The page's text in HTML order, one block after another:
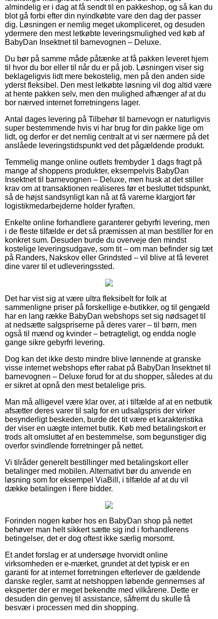
almindelig er i dag at få sendt til en pakkeshop, og så kan du
blot gå forbi efter din nyindkøbte vare den dag der passer
dig. Løsningen er nemlig meget ukompliceret, og desuden
ydermere den mest letkøbte leveringsmulighed ved køb af
BabyDan Insektnet til barnevognen – Deluxe.
Du bør på samme måde påtænke at få pakken leveret hjem
til hvor du bor eller til når du er på job. Løsningen viser sig
beklageligvis lidt mere bekostelig, men på den anden side
yderst fleksibel. Den mest letkøbte løsning vil dog altid være
at hente pakken selv, men den mulighed afhænger af at du
bor nærved internet forretningens lager.
Antal dages levering på Tilbehør til barnevogn er naturligvis
super bestemmende hvis vi har brug for din pakke lige om
lidt, og derfor er det nemlig centralt at vi ser nærmere på det
anslåede leveringstidspunkt ved det pågældende produkt.
Temmelig mange online outlets frembyder 1 dags fragt på
mange af shoppens produkter, eksempelvis BabyDan
Insektnet til barnevognen – Deluxe, men husk at det stiller
krav om at transaktionen realiseres før et besluttet tidspunkt,
så de højst sandsynligt kan nå at få varerne klargjort før
logistikmedarbejderne holder fyraften.
Enkelte online forhandlere garanterer gebyrfri levering, men
i de fleste tilfælde er det så præmissen at man bestiller for en
konkret sum. Desuden burde du overveje den mindst
kostelige leveringsudgave, som tit – om man befinder sig tæt
på Randers, Nakskov eller Grindsted – vil blive at få leveret
dine varer til et udleveringssted.
Det har vist sig at være ultra fleksibelt for folk at
sammenligne priser på forskellige e-butikker, og til gengæld
har en lang række BabyDan webshops set sig nødsaget til
at nedsætte salgspriserne på deres varer – til børn, men
også til mænd og kvinder – betragteligt, og endda nogle
gange sikre gebyrfri levering.
Dog kan det ikke desto mindre blive lønnende at granske
visse internet webshops efter rabat på BabyDan Insektnet til
barnevognen – Deluxe forud for at du shopper, således at du
er sikret at opnå den mest betalelige pris.
Man må alligevel være klar over, at i tilfælde af at en netbutik
afsætter deres varer til salg for en udsalgspris der virker
besynderligt beskeden, burde det tit være et karakteristika
der viser en uægte internet butik. Køb med betalingskort er
trods alt omsluttet af en bestemmelse, som begunstiger dig
overfor svindlende forretninger på nettet.
Vi tilråder generelt bestillinger med betalingskort eller
betalinger med mobilen. Alternativt bør du anvende en
løsning som for eksempel ViaBill, i tilfælde af at du vil
dække betalingen i flere bidder.
Forinden nogen køber hos en BabyDan shop på nettet
behøver man helt sikkert sætte sig ind i forhandlerens
betingelser, det er dog oftest ikke særlig morsomt.
Et andet forslag er at undersøge hvorvidt online
virksomheden er e-mærket, grundet at det typisk er en
garanti for at internet forretningen efterlever de gældende
danske regler, samt at netshoppen løbende gennemses af
eksperter der er meget bekendte med vilkårene. Dette er
desuden din genvej til assistance, såfremt du skulle få
besvær i processen med din shopping.